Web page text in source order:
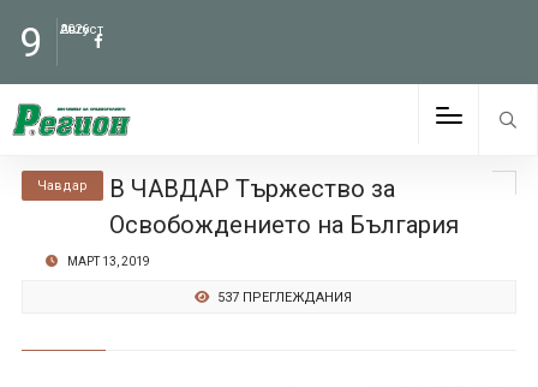
9 Август
2026
Чавдар
В ЧАВДАР Тържество за
Освобождението на България
МАРТ 13, 2019
537 ПРЕГЛЕЖДАНИЯ